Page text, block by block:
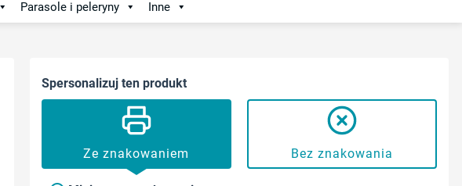
Parasole i peleryny Inne
Spersonalizuj ten produkt
Ze znakowaniem Bez znakowania